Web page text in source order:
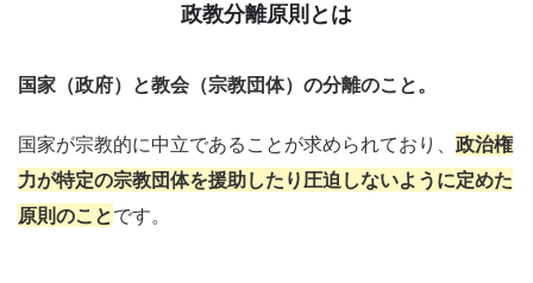
政教分離原則とは
国家（政府）と教会（宗教団体）の分離のこと。
国家が宗教的に中立であることが求められており、 政治権
力が特定の宗教団体を援助したり圧迫しないように定めた
原則のことです。